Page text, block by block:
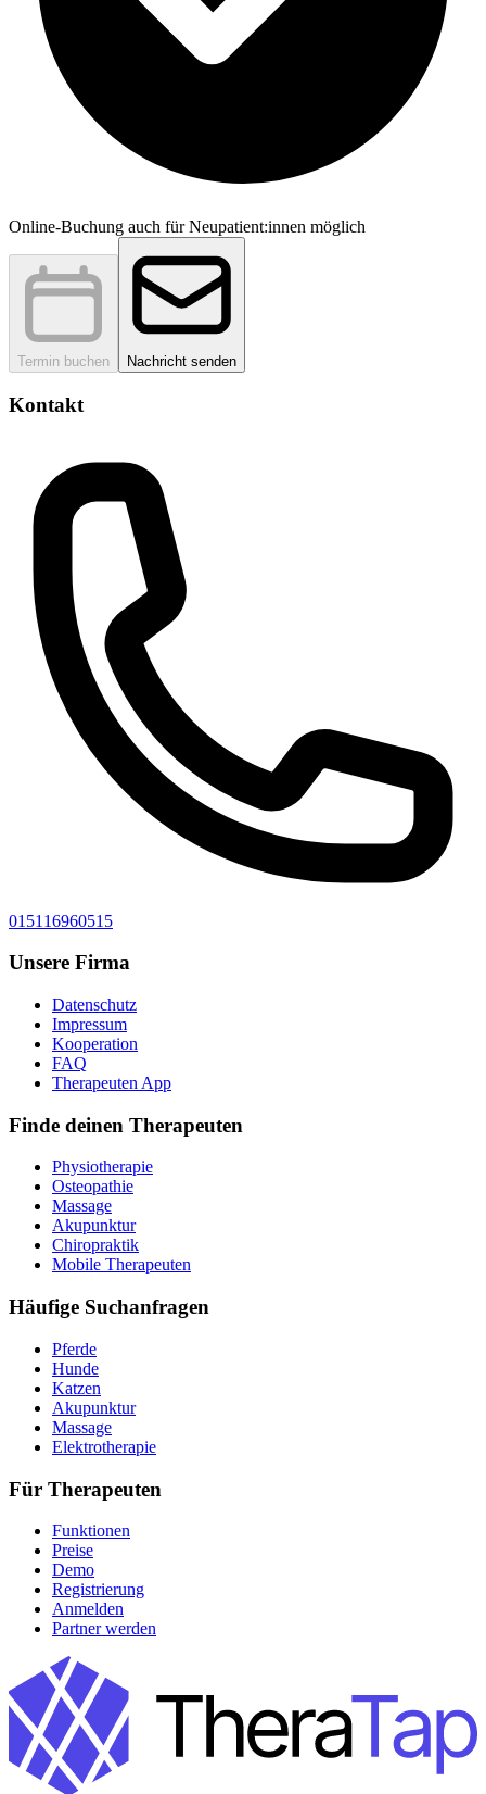
Online-Buchung auch für Neupatient:innen möglich
Termin buchen Nachricht senden
Kontakt
015116960515
Unsere Firma
Datenschutz
Impressum
Kooperation
FAQ
Therapeuten App
Finde deinen Therapeuten
Physiotherapie
Osteopathie
Massage
Akupunktur
Chiropraktik
Mobile Therapeuten
Häufige Suchanfragen
Pferde
Hunde
Katzen
Akupunktur
Massage
Elektrotherapie
Für Therapeuten
Funktionen
Preise
Demo
Registrierung
Anmelden
Partner werden